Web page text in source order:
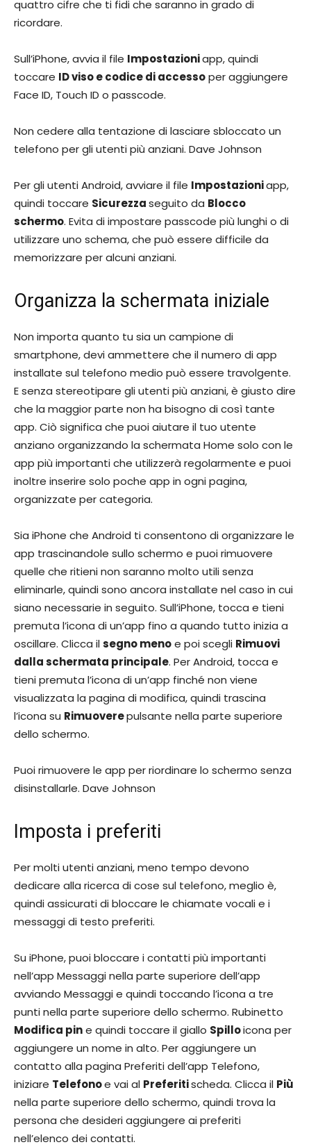
quattro cifre che ti fidi che saranno in grado di
ricordare.
Sull’iPhone, avvia il file Impostazioniapp, quindi
toccare ID viso e codice di accessoper aggiungere
Face ID, Touch ID o passcode.
Non cedere alla tentazione di lasciare sbloccato un
telefono per gli utenti più anziani. Dave Johnson
Per gli utenti Android, avviare il file Impostazioniapp,
quindi toccare Sicurezzaseguito da Blocco
schermo. Evita di impostare passcode più lunghi o di
utilizzare uno schema, che può essere difficile da
memorizzare per alcuni anziani.
Organizza la schermata iniziale
Non importa quanto tu sia un campione di
smartphone, devi ammettere che il numero di app
installate sul telefono medio può essere travolgente.
E senza stereotipare gli utenti più anziani, è giusto dire
che la maggior parte non ha bisogno di così tante
app. Ciò significa che puoi aiutare il tuo utente
anziano organizzando la schermata Home solo con le
app più importanti che utilizzerà regolarmente e puoi
inoltre inserire solo poche app in ogni pagina,
organizzate per categoria.
Sia iPhone che Android ti consentono di organizzare le
app trascinandole sullo schermo e puoi rimuovere
quelle che ritieni non saranno molto utili senza
eliminarle, quindi sono ancora installate nel caso in cui
siano necessarie in seguito. Sull’iPhone, tocca e tieni
premuta l’icona di un’app fino a quando tutto inizia a
oscillare. Clicca ilsegno menoe poi scegli Rimuovi
dalla schermata principale. Per Android, tocca e
tieni premuta l’icona di un’app finché non viene
visualizzata la pagina di modifica, quindi trascina
l’icona su Rimuoverepulsante nella parte superiore
dello schermo.
Puoi rimuovere le app per riordinare lo schermo senza
disinstallarle. Dave Johnson
Imposta i preferiti
Per molti utenti anziani, meno tempo devono
dedicare alla ricerca di cose sul telefono, meglio è,
quindi assicurati di bloccare le chiamate vocali e i
messaggi di testo preferiti.
Su iPhone, puoi bloccare i contatti più importanti
nell’app Messaggi nella parte superiore dell’app
avviando Messaggi e quindi toccando l’icona a tre
punti nella parte superiore dello schermo. Rubinetto
Modifica pine quindi toccare il giallo Spilloicona per
aggiungere un nome in alto. Per aggiungere un
contatto alla pagina Preferiti dell’app Telefono,
iniziare Telefonoe vai al Preferitischeda. Clicca il Più
nella parte superiore dello schermo, quindi trova la
persona che desideri aggiungere ai preferiti
nell’elenco dei contatti.